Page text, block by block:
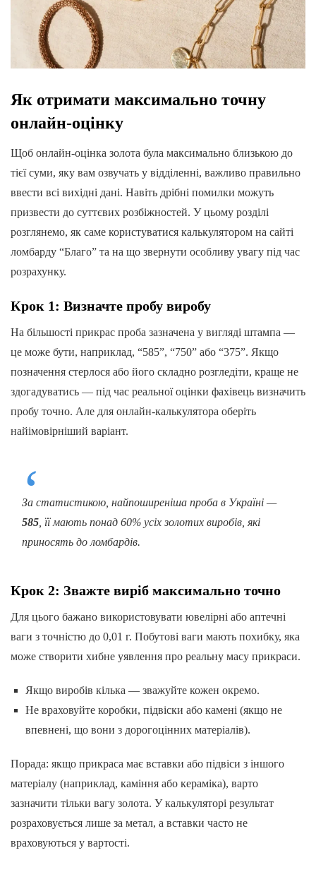
Як отримати максимально точну
онлайн-оцінку
Щоб онлайн-оцінка золота була максимально близькою до
тієї суми, яку вам озвучать у відділенні, важливо правильно
ввести всі вихідні дані. Навіть дрібні помилки можуть
призвести до суттєвих розбіжностей. У цьому розділі
розглянемо, як саме користуватися калькулятором на сайті
ломбарду “Благо” та на що звернути особливу увагу під час
розрахунку.
Крок 1: Визначте пробу виробу
На більшості прикрас проба зазначена у вигляді штампа —
це може бути, наприклад, “585”, “750” або “375”. Якщо
позначення стерлося або його складно розгледіти, краще не
здогадуватись — під час реальної оцінки фахівець визначить
пробу точно. Але для онлайн-калькулятора оберіть
найімовірніший варіант.
За статистикою, найпоширеніша проба в Україні —
585 , її мають понад 60% усіх золотих виробів, які
приносять до ломбардів.
Крок 2: Зважте виріб максимально точно
Для цього бажано використовувати ювелірні або аптечні
ваги з точністю до 0,01 г. Побутові ваги мають похибку, яка
може створити хибне уявлення про реальну масу прикраси.
Якщо виробів кілька — зважуйте кожен окремо.
Не враховуйте коробки, підвіски або камені (якщо не
впевнені, що вони з дорогоцінних матеріалів).
Порада: якщо прикраса має вставки або підвіси з іншого
матеріалу (наприклад, каміння або кераміка), варто
зазначити тільки вагу золота. У калькуляторі результат
розраховується лише за метал, а вставки часто не
враховуються у вартості.